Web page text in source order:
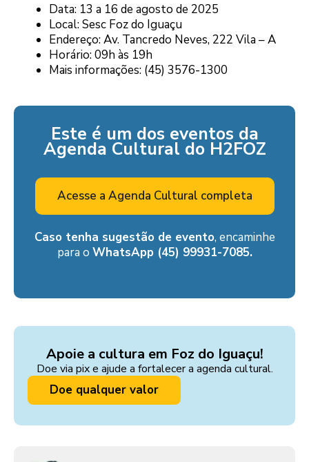
Data: 13 a 16 de agosto de 2025
Local: Sesc Foz do Iguaçu
Endereço: Av. Tancredo Neves, 222 Vila – A
Horário: 09h às 19h
Mais informações: (45) 3576-1300
Este é um dos eventos da
Agenda Cultural do H2FOZ
Acesse a Agenda Cultural completa
Caso tenha sugestão de evento, encaminhe
para o WhatsApp (45) 99931-7085.
Apoie a cultura em Foz do Iguaçu!
Doe via pix e ajude a fortalecer a agenda cultural.
Doe qualquer valor